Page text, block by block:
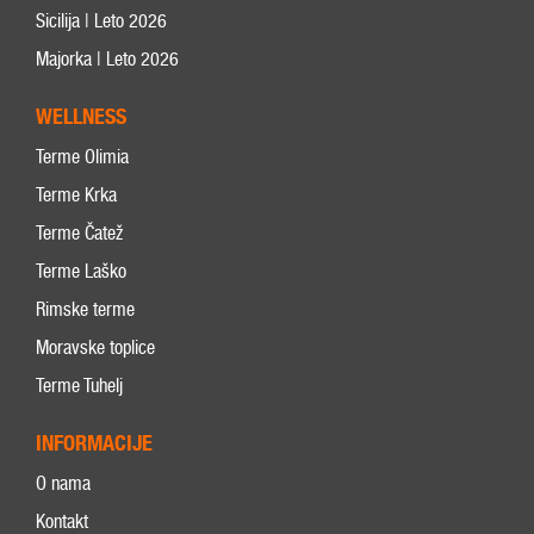
Sicilija | Leto 2026
Majorka | Leto 2026
WELLNESS
Terme Olimia
Terme Krka
Terme Čatež
Terme Laško
Rimske terme
Moravske toplice
Terme Tuhelj
INFORMACIJE
O nama
Kontakt